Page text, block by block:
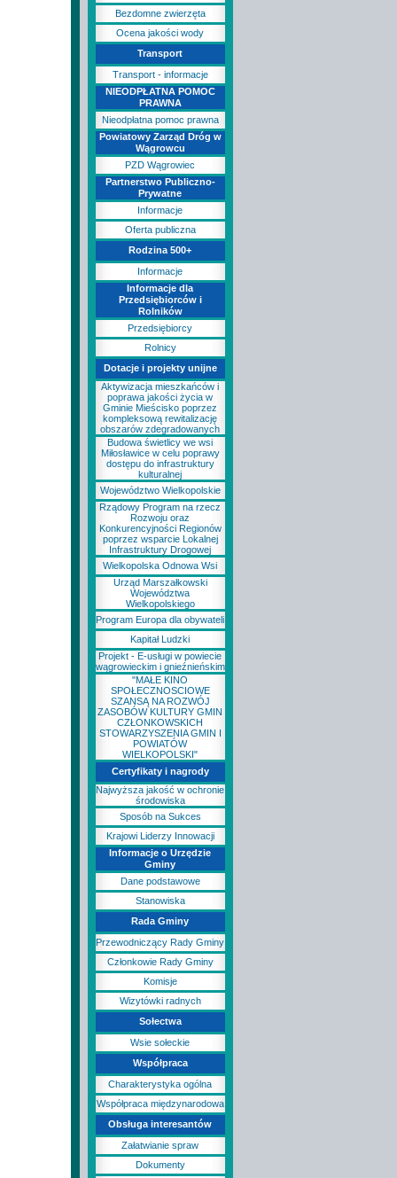
Bezdomne zwierzęta
Ocena jakości wody
Transport
Transport - informacje
NIEODPŁATNA POMOC
PRAWNA
Nieodpłatna pomoc prawna
Powiatowy Zarząd Dróg w
Wągrowcu
PZD Wągrowiec
Partnerstwo Publiczno-
Prywatne
Informacje
Oferta publiczna
Rodzina 500+
Informacje
Informacje dla
Przedsiębiorców i
Rolników
Przedsiębiorcy
Rolnicy
Dotacje i projekty unijne
Aktywizacja mieszkańców i
poprawa jakości życia w
Gminie Mieścisko poprzez
kompleksową rewitalizację
obszarów zdegradowanych
Budowa świetlicy we wsi
Miłosławice w celu poprawy
dostępu do infrastruktury
kulturalnej
Województwo Wielkopolskie
Rządowy Program na rzecz
Rozwoju oraz
Konkurencyjności Regionów
poprzez wsparcie Lokalnej
Infrastruktury Drogowej
Wielkopolska Odnowa Wsi
Urząd Marszałkowski
Województwa
Wielkopolskiego
Program Europa dla obywateli
Kapitał Ludzki
Projekt - E-usługi w powiecie
wągrowieckim i gnieźnieńskim
"MAŁE KINO
SPOŁECZNOSCIOWE
SZANSĄ NA ROZWÓJ
ZASOBÓW KULTURY GMIN
CZŁONKOWSKICH
STOWARZYSZENIA GMIN I
POWIATÓW
WIELKOPOLSKI"
Certyfikaty i nagrody
Najwyższa jakość w ochronie
środowiska
Sposób na Sukces
Krajowi Liderzy Innowacji
Informacje o Urzędzie
Gminy
Dane podstawowe
Stanowiska
Rada Gminy
Przewodniczący Rady Gminy
Członkowie Rady Gminy
Komisje
Wizytówki radnych
Sołectwa
Wsie sołeckie
Współpraca
Charakterystyka ogólna
Współpraca międzynarodowa
Obsługa interesantów
Załatwianie spraw
Dokumenty